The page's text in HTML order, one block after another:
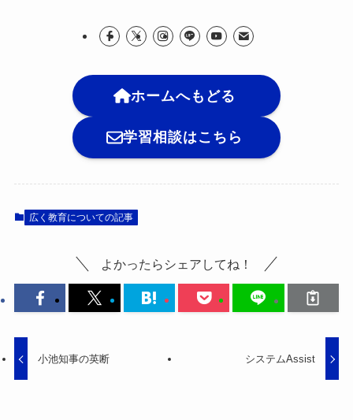
ホームへもどる
学習相談はこちら
広く教育についての記事
よかったらシェアしてね！
小池知事の英断 システムAssist